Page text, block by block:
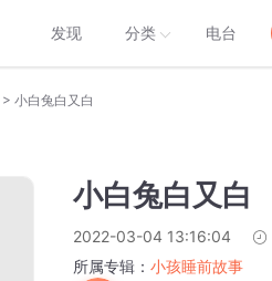
发现 分类 电台
> 小白兔白又白
小白兔白又白
2022-03-04 13:16:04
所属专辑： 小孩睡前故事